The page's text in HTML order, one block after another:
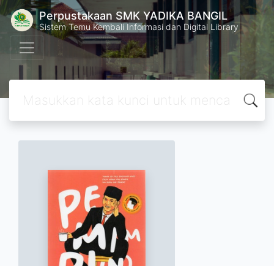
Perpustakaan SMK YADIKA BANGIL
Sistem Temu Kembali Informasi dan Digital Library